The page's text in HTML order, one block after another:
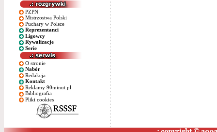
PZPN
Mistrzostwa Polski
Puchary w Polsce
Reprezentanci
Ligowcy
Rywalizacje
Serie
O stronie
Nabór
Redakcja
Kontakt
Reklamy 90minut.pl
Bibliografia
Pliki cookies